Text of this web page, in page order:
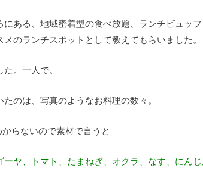
にある、地域密着型の食べ放題、ランチビュッフ
メのランチスポットとして教えてもらいました。
。一人で。
のは、写真のようなお料理の数々。
らないので素材で言うと
ーヤ、トマト、たまねぎ、オクラ、なす、にんじ